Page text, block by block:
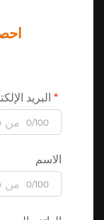
البريد
0/100
الاسم
0/100